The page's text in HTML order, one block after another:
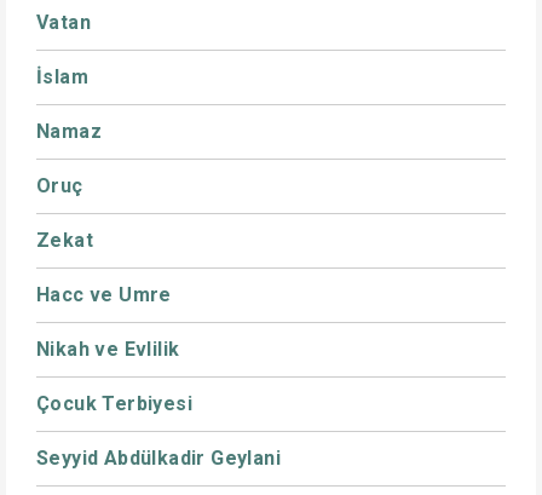
Vatan
İslam
Namaz
Oruç
Zekat
Hacc ve Umre
Nikah ve Evlilik
Çocuk Terbiyesi
Seyyid Abdülkadir Geylani